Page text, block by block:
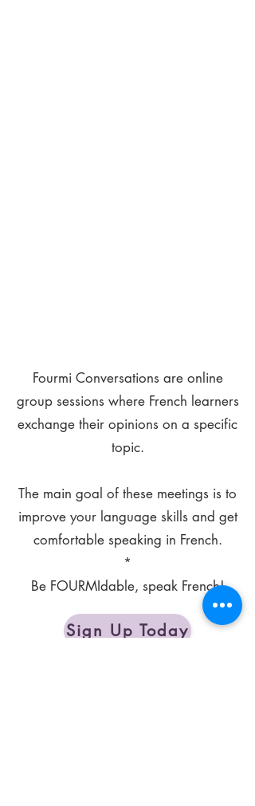
Fourmi Conversations are online
group sessions where French learners
exchange their opinions on a specific
topic.
The main goal of these meetings is to
improve your language skills and get
comfortable speaking in French.
*
Be FOURMIdable, speak French!
Sign Up Today